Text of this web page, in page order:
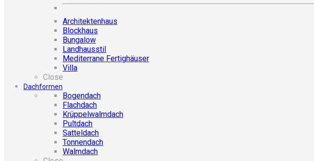
Architektenhaus
Blockhaus
Bungalow
Landhausstil
Mediterrane Fertighäuser
Villa
Close
Dachformen
Bogendach
Flachdach
Krüppelwalmdach
Pultdach
Satteldach
Tonnendach
Walmdach